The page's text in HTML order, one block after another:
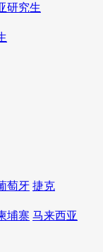
研究生
萄牙 捷克
埔寨 马来西亚